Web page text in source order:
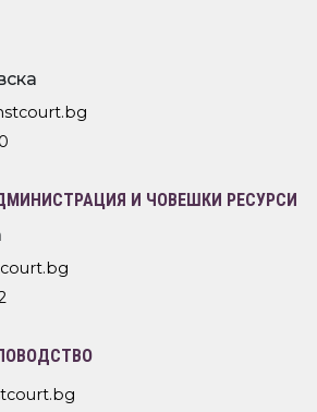
И ЧОВЕШКИ РЕСУРСИ